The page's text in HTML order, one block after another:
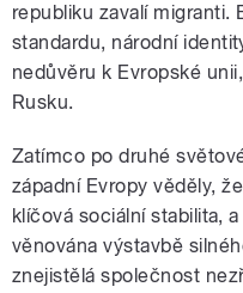
republiku zavalí migranti.
standardu, národní
nedůvěru k Evropské
Rusku.
Zatímco po druhé
západní Evropy věděly,
klíčová sociální stabilita,
věnována výstavbě
znejistělá společnost